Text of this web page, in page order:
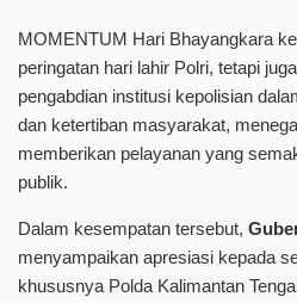
MOMENTUM Hari Bhayangkara
peringatan hari lahir Polri, tetapi
pengabdian institusi kepolisian
dan ketertiban masyarakat,
memberikan pelayanan yang
publik.
Dalam kesempatan tersebut,
menyampaikan apresiasi kepada
khususnya Polda Kalimantan